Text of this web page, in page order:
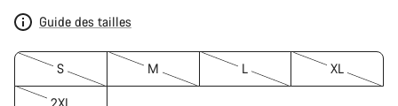
Guide des tailles
S M L XL